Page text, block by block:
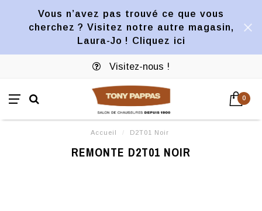
Vous n’avez pas trouvé ce que vous
cherchez ? Visitez notre autre magasin,
Laura-Jo ! Cliquez ici
Visitez-nous !
0
Accueil / D2T01 Noir
REMONTE D2T01 NOIR